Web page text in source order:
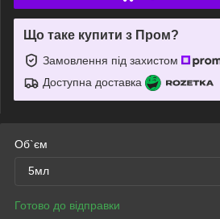
Що таке купити з Пром?
Замовлення під захистом
Доступна доставка
Об`єм
5мл
Готово до відправки